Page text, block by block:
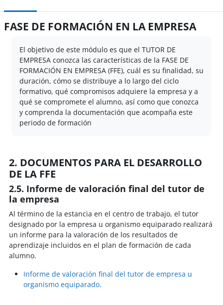
FASE DE FORMACIÓN EN LA EMPRESA
El objetivo de este módulo es que el TUTOR DE
EMPRESA conozca las características de la FASE DE
FORMACIÓN EN EMPRESA (FFE), cuál es su finalidad, su
duración, cómo se distribuye a lo largo del ciclo
formativo, qué compromisos adquiere la empresa y a
qué se compromete el alumno, así como que conozca
y comprenda la documentación que acompaña este
periodo de formación
2. DOCUMENTOS PARA EL DESARROLLO
DE LA FFE
2.5. Informe de valoración final del tutor de
la empresa
Al término de la estancia en el centro de trabajo, el tutor
designado por la empresa u organismo equiparado realizará
un informe para la valoración de los resultados de
aprendizaje incluidos en el plan de formación de cada
alumno.
Informe de valoración final del tutor de empresa u
organismo equiparado.